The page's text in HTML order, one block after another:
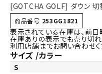
[GOTCHA GOLF] ダウン 切
商品番号 253GG1821
表示されている在庫は、前日
在庫ありの表示でも売り切
利用店舗までお問い合わせく
サイズ カラー
S